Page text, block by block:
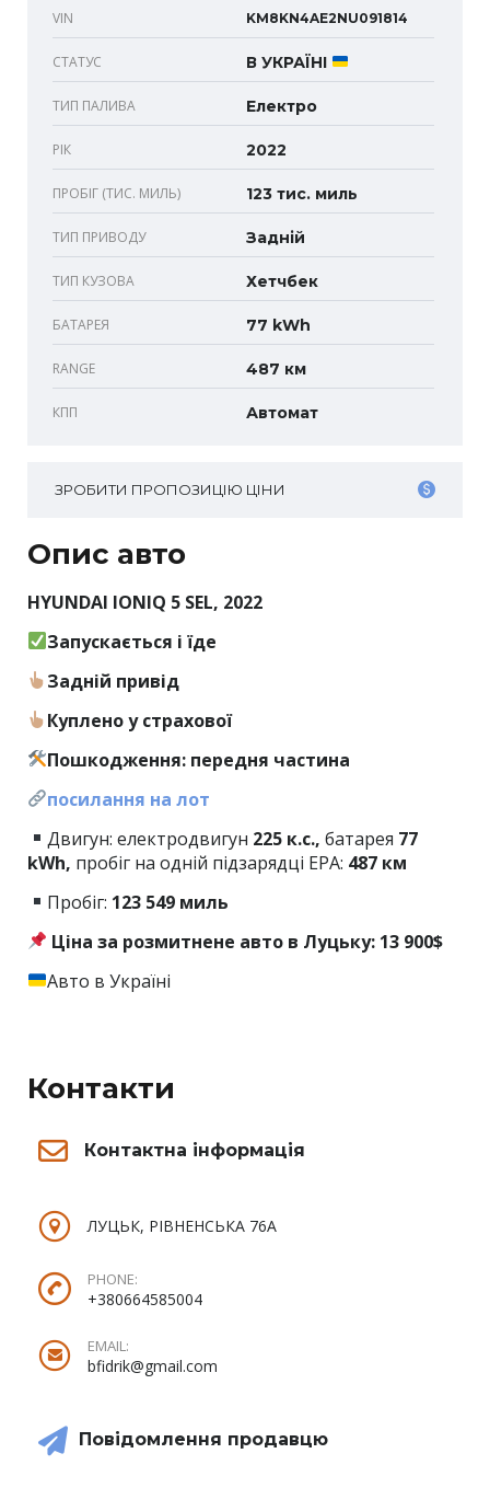
VIN KM8KN4AE2NU091814
СТАТУС В УКРАЇНІ
ТИП ПАЛИВА Електро
РІК 2022
ПРОБІГ (ТИС. МИЛЬ) 123 тис. миль
ТИП ПРИВОДУ Задній
ТИП КУЗОВА Хетчбек
БАТАРЕЯ 77 kWh
RANGE 487 км
КПП Автомат
ЗРОБИТИ ПРОПОЗИЦІЮ ЦІНИ
Опис авто
HYUNDAI IONIQ 5 SEL, 2022
Запускається і їде
Задній привід
Куплено у страхової
Пошкодження: передня частина
посилання на лот
Двигун: електродвигун 225 к.с.,батарея 77
kWh, пробіг на одній підзарядці EPA: 487 км
Пробіг: 123 549 миль
Ціна за розмитнене авто в Луцьку: 13 900$
Авто в Україні
Контакти
Контактна інформація
ЛУЦЬК, РІВНЕНСЬКА 76А
PHONE:
+380664585004
EMAIL:
bfidrik@gmail.com
Повідомлення продавцю